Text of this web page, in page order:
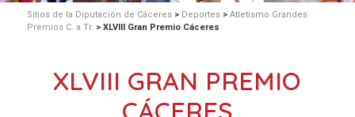
Sitios de la Diputación de Cáceres> Deportes> Atletismo Grandes
Premios C. a Tr. > XLVIII Gran Premio Cáceres
XLVIII GRAN PREMIO